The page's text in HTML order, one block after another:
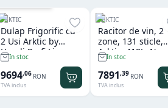
ARKTIC
Dulap Frigorific cu
2 Usi Arktic by
Hendi Profi Line
Seria 800 - 1.240 L
In stoc
9694,06 RON
TVA inclus
ARKTIC
Racitor de vin, 2
zone, 131 sticle,
Arktic, 418L,
In stoc
7891,39 RON
TVA inclus